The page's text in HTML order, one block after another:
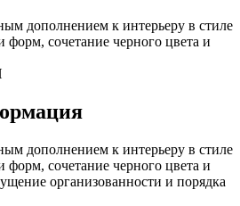
дополнением к интерьеру в стиле
сочетание черного цвета и
дополнением к интерьеру в стиле
сочетание черного цвета и
организованности и порядка